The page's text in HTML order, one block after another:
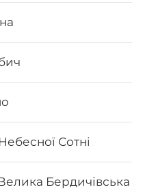
Сотні
Бердичівська
в кунжуті
філе, авокадо,